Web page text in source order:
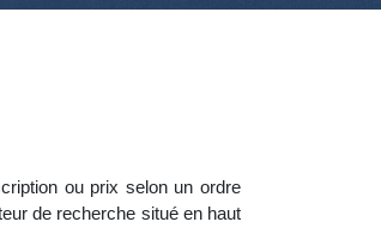
ou prix selon un ordre
de recherche situé en haut